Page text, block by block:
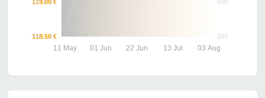
600
590
119.00 €
118.50 €
11 May 01 Jun 22 Jun 13 Jul 03 Aug